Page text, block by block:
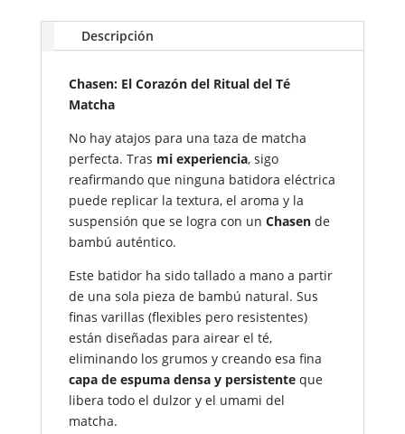
Descripción
Chasen: El Corazón del Ritual del Té
Matcha
No hay atajos para una taza de matcha
perfecta. Tras mi experiencia, sigo
reafirmando que ninguna batidora eléctrica
puede replicar la textura, el aroma y la
suspensión que se logra con un Chasende
bambú auténtico.
Este batidor ha sido tallado a mano a partir
de una sola pieza de bambú natural. Sus
finas varillas (flexibles pero resistentes)
están diseñadas para airear el té,
eliminando los grumos y creando esa fina
capa de espuma densa y persistenteque
libera todo el dulzor y el umami del
matcha.